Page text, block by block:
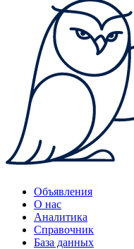
Объявления
О нас
Аналитика
Справочник
База данных